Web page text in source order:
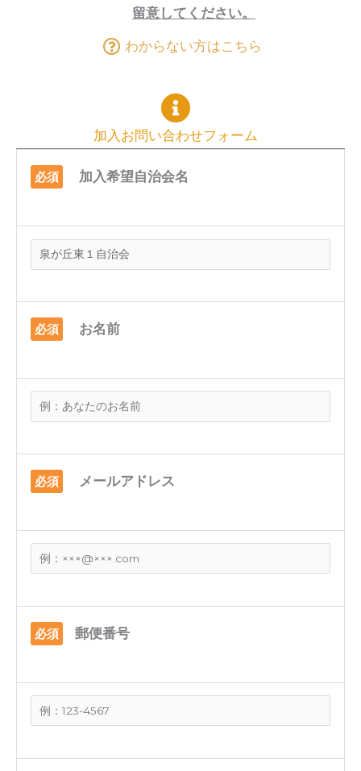
留意してください。
わからない方はこちら
加入お問い合わせフォーム
必須 加入希望自治会名
必須 お名前
必須 メールアドレス
必須 郵便番号